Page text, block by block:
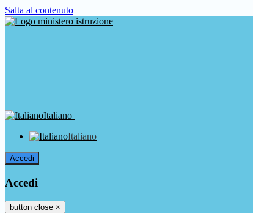
Salta al contenuto
Italiano
Italiano
Accedi
Accedi
button close ×